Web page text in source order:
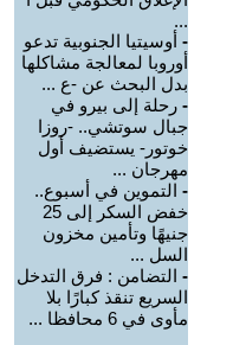
...
- أوسيتيا الجنوبية تدعو
أوروبا لمعالجة مشاكلها
بدل البحث عن -ع ...
- رحلة إلى بيرو في
جبال سوتشي.. -روزا
خوتور- يستضيف أول
مهرجان ...
- التموين في أسبوع..
خفض السكر إلى 25
جنيهًا وتأمين مخزون
السل ...
- التضامن : فرق التدخل
السريع تنقذ كبارًا بلا
مأوى في 6 محافظا ...